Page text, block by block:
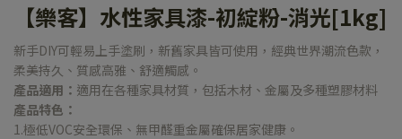
【樂客】水性家具漆-初綻粉-消光[1kg]
新手DIY可輕易上手塗刷，新舊家具皆可使用，經典世界潮流色款，
柔美持久、質感高雅、舒適觸感。
產品適用： 適用在各種家具材質，包括木材、金屬及多種塑膠材料
產品特色：
1.極低VOC安全環保、無甲醛重金屬確保居家健康。